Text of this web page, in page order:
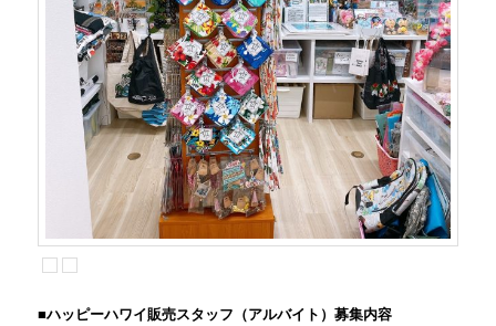
■ハッピーハワイ販売スタッフ（アルバイト）募集内容